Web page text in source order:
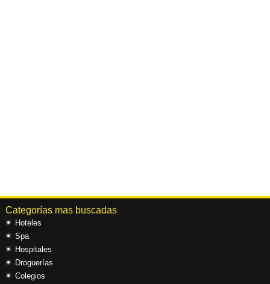
Categorías mas buscadas
Hoteles
Spa
Hospitales
Droguerías
Colegios